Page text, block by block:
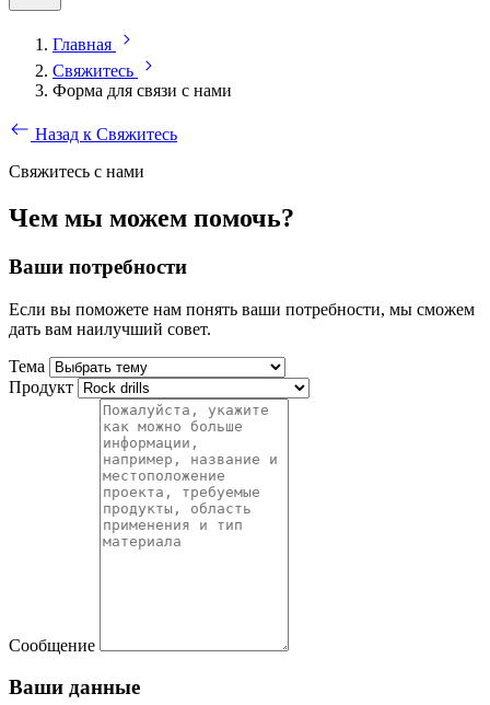
Главная
Свяжитесь
Форма для связи с нами
Назад к Свяжитесь
Свяжитесь с нами
Чем мы можем помочь?
Ваши потребности
Если вы поможете нам понять ваши потребности, мы сможем
дать вам наилучший совет.
Тема
Продукт
Сообщение
Ваши данные